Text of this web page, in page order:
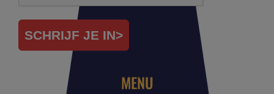
SCHRIJF JE IN>
MENU